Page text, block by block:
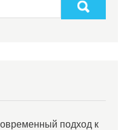
подход к